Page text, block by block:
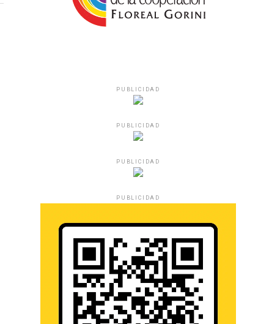
PUBLICIDAD
PUBLICIDAD
PUBLICIDAD
PUBLICIDAD